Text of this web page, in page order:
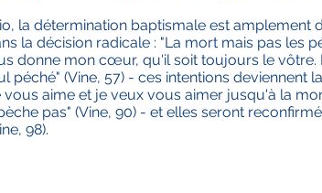
la détermination baptismale est
la décision radicale : "La mort mais pas les
donne mon cœur, qu'il soit toujours le
péché" (Vine, 57) - ces intentions deviennent
aime et je veux vous aimer jusqu'à la
pas" (Vine, 90) - et elles seront
98).